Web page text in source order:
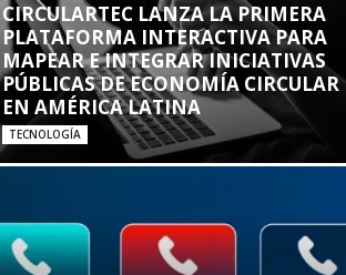
CIRCULARTEC LANZA LA PRIMERA
PLATAFORMA INTERACTIVA PARA
MAPEAR E INTEGRAR INICIATIVAS
PÚBLICAS DE ECONOMÍA CIRCULAR
EN AMÉRICA LATINA
TECNOLOGÍA